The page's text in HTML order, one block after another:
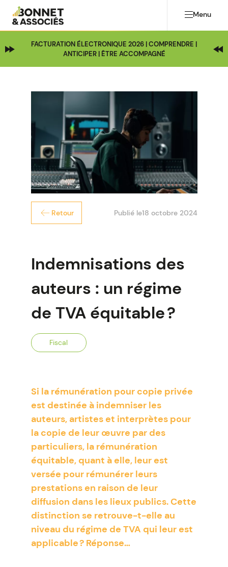
Menu
FACTURATION ÉLECTRONIQUE 2026 | COMPRENDRE |
ANTICIPER | ÊTRE ACCOMPAGNÉ
Retour Publié le18 octobre 2024
Indemnisations des
auteurs : un régime
de TVA équitable ?
Fiscal
Si la rémunération pour copie privée
est destinée à indemniser les
auteurs, artistes et interprètes pour
la copie de leur œuvre par des
particuliers, la rémunération
équitable, quant à elle, leur est
versée pour rémunérer leurs
prestations en raison de leur
diffusion dans les lieux publics. Cette
distinction se retrouve-t-elle au
niveau du régime de TVA qui leur est
applicable ? Réponse…